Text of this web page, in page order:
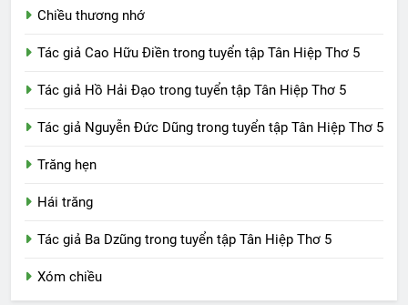
Chiều thương nhớ
Tác giả Cao Hữu Điền trong tuyển tập Tân Hiệp Thơ 5
Tác giả Hồ Hải Đạo trong tuyển tập Tân Hiệp Thơ 5
Tác giả Nguyễn Đức Dũng trong tuyển tập Tân Hiệp Thơ 5
Trăng hẹn
Hái trăng
Tác giả Ba Dzũng trong tuyển tập Tân Hiệp Thơ 5
Xóm chiều